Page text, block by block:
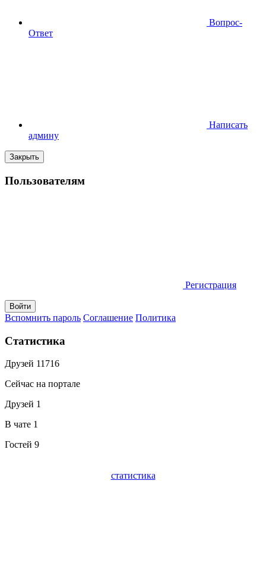
Вопрос-
Ответ
Написать
админу
Закрыть
Пользователям
Регистрация
Вспомнить пароль Соглашение Политика
Статистика
Друзей 11716
Сейчас на портале
Друзей 1
В чате 1
Гостей 9
статистика